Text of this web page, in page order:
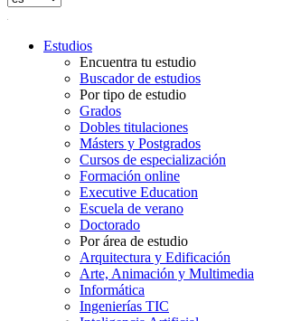
Estudios
Encuentra tu estudio
Buscador de estudios
Por tipo de estudio
Grados
Dobles titulaciones
Másters y Postgrados
Cursos de especialización
Formación online
Executive Education
Escuela de verano
Doctorado
Por área de estudio
Arquitectura y Edificación
Arte, Animación y Multimedia
Informática
Ingenierías TIC